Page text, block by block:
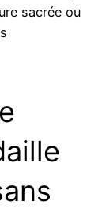
sacrée ou